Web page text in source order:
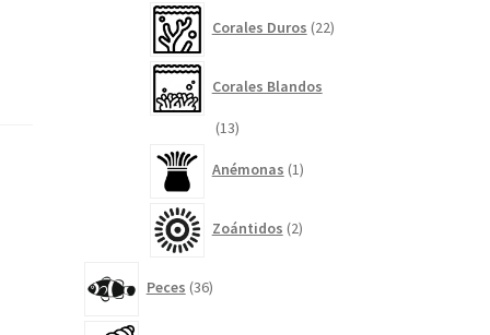
Corales Duros 22productos
Corales Blandos
1313
Anémonas 1producto
Zoántidos 2productos
Peces 36productos